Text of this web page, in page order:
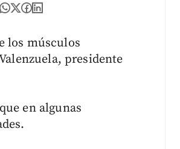
los músculos
presidente
en algunas